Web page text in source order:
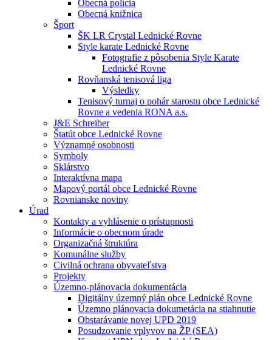
Obecná polícia
Obecná knižnica
Šport
ŠK LR Crystal Lednické Rovne
Style karate Lednické Rovne
Fotografie z pôsobenia Style Karate
Lednické Rovne
Rovňanská tenisová liga
Výsledky
Tenisový turnaj o pohár starostu obce Lednické
Rovne a vedenia RONA a.s.
J&E Schreiber
Štatút obce Lednické Rovne
Významné osobnosti
Symboly
Sklárstvo
Interaktívna mapa
Mapový portál obce Lednické Rovne
Rovnianske noviny
Úrad
Kontakty a vyhlásenie o prístupnosti
Informácie o obecnom úrade
Organizačná štruktúra
Komunálne služby
Civilná ochrana obyvateľstva
Projekty
Územno-plánovacia dokumentácia
Digitálny územný plán obce Lednické Rovne
Územno plánovacia dokumetácia na stiahnutie
Obstarávanie novej UPD 2019
Posudzovanie vplyvov na ŽP (SEA)